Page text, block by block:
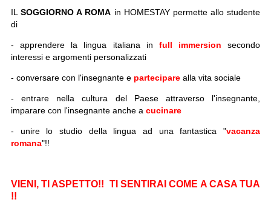
ILSOGGIORNO A ROMA in HOMESTAY permette allo studente
di
- apprendere la lingua italiana in full immersion secondo
interessi e argomenti personalizzati
- conversare con l'insegnante e parteciparealla vita sociale
- entrare nella cultura del Paese attraverso l'insegnante,
imparare con l'insegnante anche a cucinare
- unire lo studio della lingua ad una fantastica "vacanza
romana"!!
VIENI, TI ASPETTO!! TI SENTIRAI COME A CASA TUA
!!